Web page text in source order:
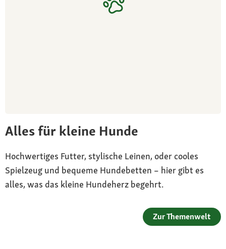
Alles für kleine Hunde
Hochwertiges Futter, stylische Leinen, oder cooles
Spielzeug und bequeme Hundebetten – hier gibt es
alles, was das kleine Hundeherz begehrt.
Zur Themenwelt